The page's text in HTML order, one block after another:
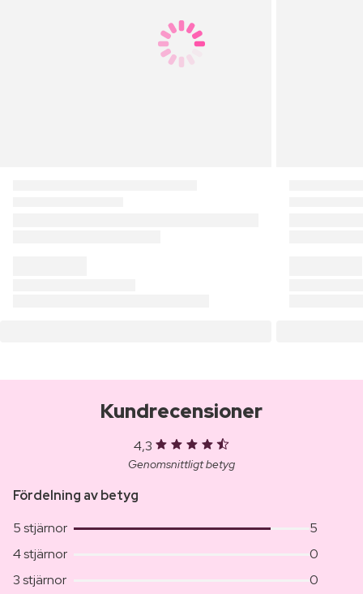
Kundrecensioner
4,3
Genomsnittligt betyg
Fördelning av betyg
5 stjärnor
5
4 stjärnor
0
3 stjärnor
0